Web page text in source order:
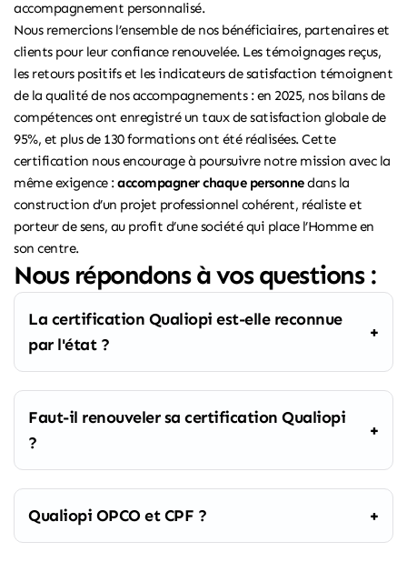
accompagnement personnalisé.
Nous remercions l’ensemble de nos bénéficiaires, partenaires et
clients pour leur confiance renouvelée. Les témoignages reçus,
les retours positifs et les indicateurs de satisfaction témoignent
de la qualité de nos accompagnements : en 2025, nos bilans de
compétences ont enregistré un taux de satisfaction globale de
95%, et plus de 130 formations ont été réalisées. Cette
certification nous encourage à poursuivre notre mission avec la
même exigence :accompagner chaque personnedans la
construction d’un projet professionnel cohérent, réaliste et
porteur de sens, au profit d’une société qui place l’Homme en
son centre.
Nous répondons à vos questions :
La certification Qualiopi est-elle reconnue
par l'état ?
Faut-il renouveler sa certification Qualiopi
?
Qualiopi OPCO et CPF ?